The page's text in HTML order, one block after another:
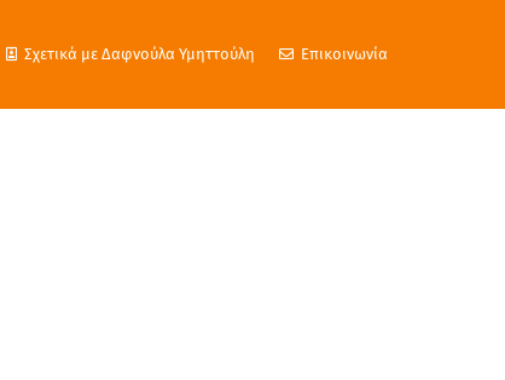
Σχετικά με Δαφνούλα Υμηττούλη Επικοινωνία